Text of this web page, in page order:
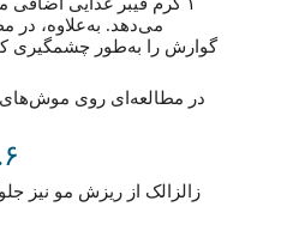
می‌دهد. به‌علاوه، در
گوارش را به‌طور چشمگیری
در مطالعه‌ای روی موش‌های
۶. جلوگیری از ریزش مو یکی از خواص زالزالک است
زالزالک از ریزش مو نیز